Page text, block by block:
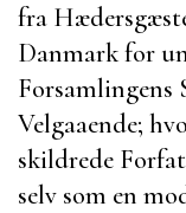
fra
Danmark for
Forsamlingens
Velgaaende;
skildrede
selv som en